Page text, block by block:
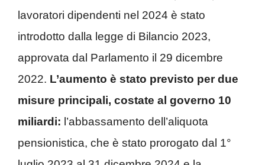
lavoratori dipendenti nel 2024 è stato
introdotto dalla legge di Bilancio 2023,
approvata dal Parlamento il 29 dicembre
2022. L’aumento è stato previsto per due
misure principali, costate al governo 10
miliardi: l’abbassamento dell’aliquota
pensionistica, che è stato prorogato dal 1°